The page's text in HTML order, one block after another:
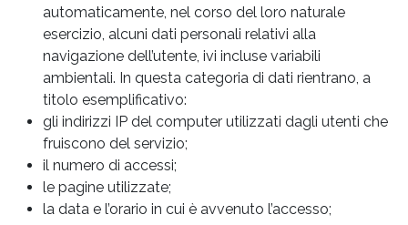
automaticamente, nel corso del loro naturale
esercizio, alcuni dati personali relativi alla
navigazione dell’utente, ivi incluse variabili
ambientali. In questa categoria di dati rientrano, a
titolo esemplificativo:
gli indirizzi IP del computer utilizzati dagli utenti che
fruiscono del servizio;
il numero di accessi;
le pagine utilizzate;
la data e l’orario in cui è avvenuto l’accesso;